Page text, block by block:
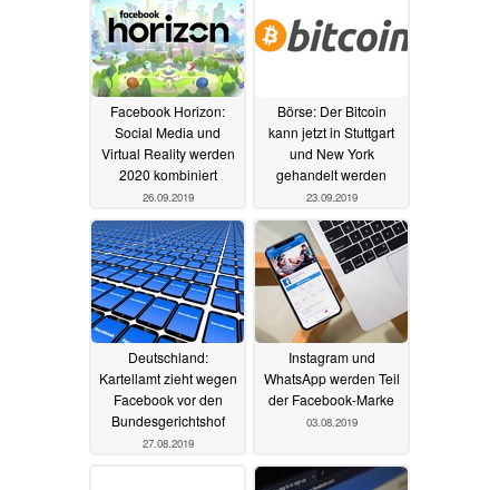
Facebook Horizon:
Social Media und
Virtual Reality werden
2020 kombiniert
26.09.2019
Börse: Der Bitcoin
kann jetzt in Stuttgart
und New York
gehandelt werden
23.09.2019
Deutschland:
Kartellamt zieht wegen
Facebook vor den
Bundesgerichtshof
27.08.2019
Instagram und
WhatsApp werden Teil
der Facebook-Marke
03.08.2019